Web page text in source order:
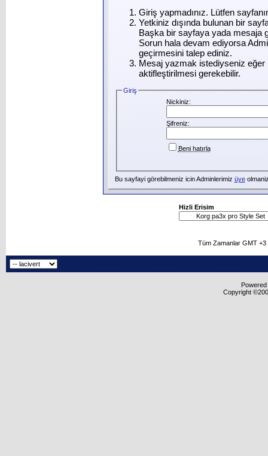
Giriş yapmadınız. Lütfen
Yetkiniz dışında bulunan bir
Başka bir sayfaya yada mesaja
Sorun hala devam ediyorsa
geçirmesini talep ediniz.
Mesaj yazmak istediyseniz eğer
aktifleştirilmesi gerekebilir.
Giriş
Nickiniz:
Şifreniz:
Beni hatırla
Bu sayfayi görebilmeniz icin Adminlerimiz üye
Hizli Erisim
Tüm Zamanlar GMT
Copyright